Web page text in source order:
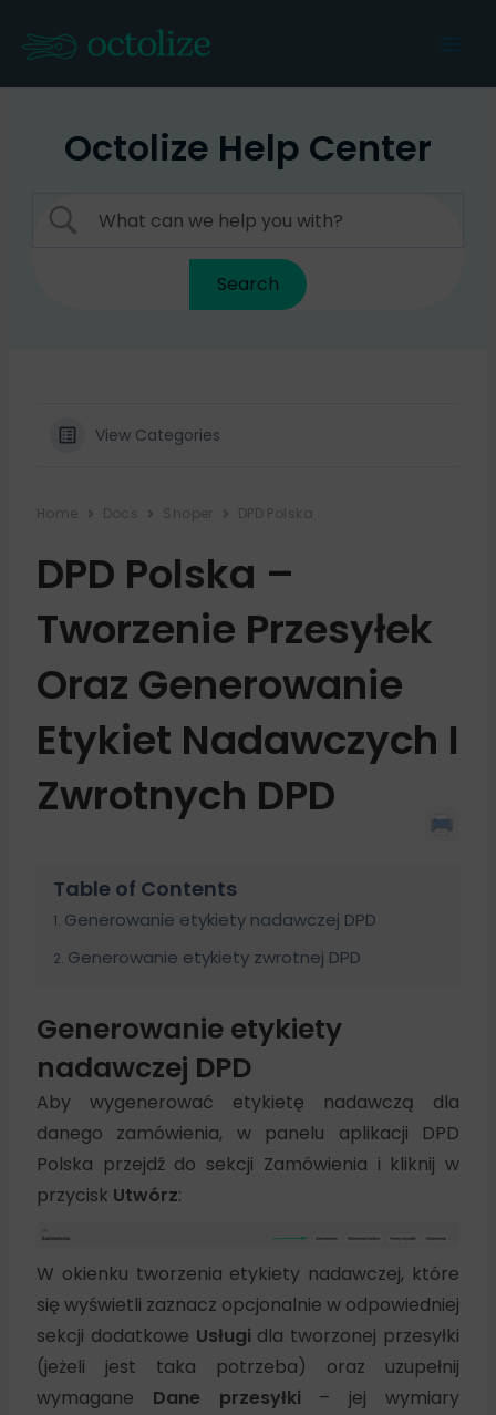
content
Octolize Help Center
View Categories
Home Docs Shoper DPD Polska
DPD Polska –
Tworzenie Przesyłek
Oraz Generowanie
Etykiet Nadawczych I
Zwrotnych DPD
Table of Contents
Generowanie etykiety nadawczej DPD
Generowanie etykiety zwrotnej DPD
Generowanie etykiety
nadawczej DPD
Aby wygenerować etykietę nadawczą dla
danego zamówienia, w panelu aplikacji DPD
Polska przejdź do sekcji Zamówienia i kliknij w
przycisk Utwórz:
W okienku tworzenia etykiety nadawczej, które
się wyświetli zaznacz opcjonalnie w odpowiedniej
sekcji dodatkowe Usługi dla tworzonej przesyłki
(jeżeli jest taka potrzeba) oraz uzupełnij
wymagane Dane przesyłki – jej wymiary